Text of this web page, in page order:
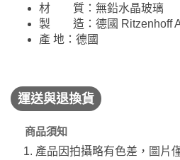
材 質：無鉛水晶玻璃
製 造：德國 Ritzenhoff
產 地：德國
運送與退換貨
商品須知
產品因拍攝略有色差，圖片